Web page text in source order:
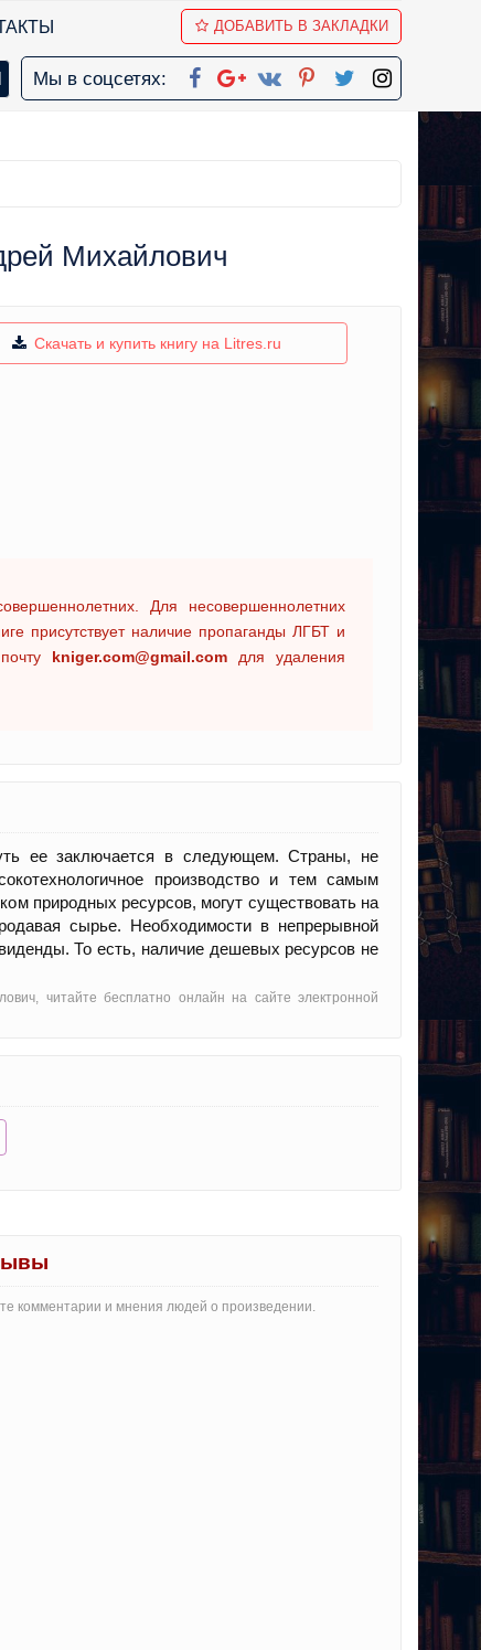
ДОБАВИТЬ В ЗАКЛАДКИ
Мы в соцсетях:
Михайлович
Скачать и купить книгу на Litres.ru
Для несовершеннолетних
присутствует наличие пропаганды ЛГБТ и
kniger.com@gmail.com для удаления
ее заключается в следующем. Страны, не
производство и тем самым
природных ресурсов, могут существовать на
сырье. Необходимости в непрерывной
То есть, наличие дешевых ресурсов не
читайте бесплатно онлайн на сайте электронной
комментарии и мнения людей о произведении.